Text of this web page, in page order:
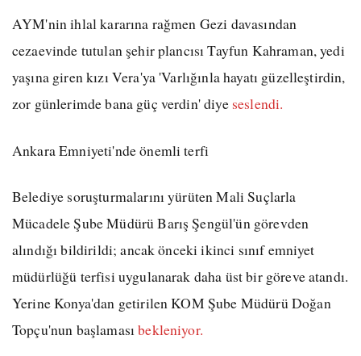
AYM'nin ihlal kararına rağmen Gezi davasından
cezaevinde tutulan şehir plancısı Tayfun Kahraman, yedi
yaşına giren kızı Vera'ya 'Varlığınla hayatı güzelleştirdin,
zor günlerimde bana güç verdin' diye seslendi.
Ankara Emniyeti'nde önemli terfi
Belediye soruşturmalarını yürüten Mali Suçlarla
Mücadele Şube Müdürü Barış Şengül'ün görevden
alındığı bildirildi; ancak önceki ikinci sınıf emniyet
müdürlüğü terfisi uygulanarak daha üst bir göreve atandı.
Yerine Konya'dan getirilen KOM Şube Müdürü Doğan
Topçu'nun başlamasıbekleniyor.